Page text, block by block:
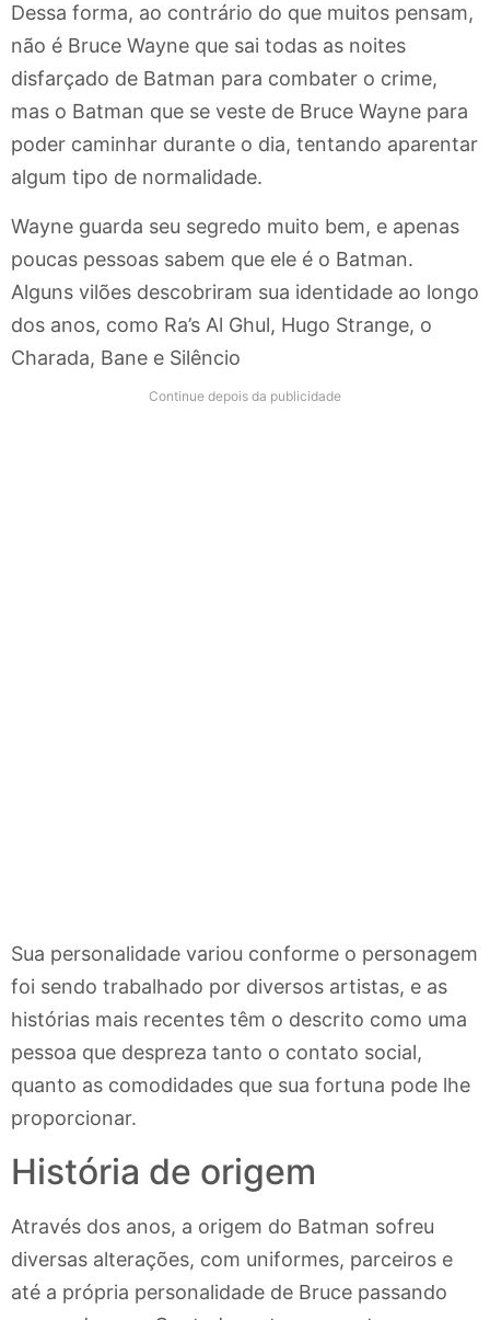
Dessa forma, ao contrário do que muitos pensam,
não é Bruce Wayne que sai todas as noites
disfarçado de Batman para combater o crime,
mas o Batman que se veste de Bruce Wayne para
poder caminhar durante o dia, tentando aparentar
algum tipo de normalidade.
Wayne guarda seu segredo muito bem, e apenas
poucas pessoas sabem que ele é o Batman.
Alguns vilões descobriram sua identidade ao longo
dos anos, como Ra’s Al Ghul, Hugo Strange, o
Charada, Bane e Silêncio
Continue depois da publicidade
Sua personalidade variou conforme o personagem
foi sendo trabalhado por diversos artistas, e as
histórias mais recentes têm o descrito como uma
pessoa que despreza tanto o contato social,
quanto as comodidades que sua fortuna pode lhe
proporcionar.
História de origem
Através dos anos, a origem do Batman sofreu
diversas alterações, com uniformes, parceiros e
até a própria personalidade de Bruce passando